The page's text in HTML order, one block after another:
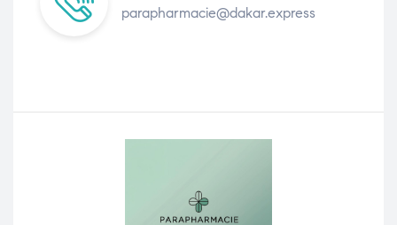
parapharmacie@dakar.express